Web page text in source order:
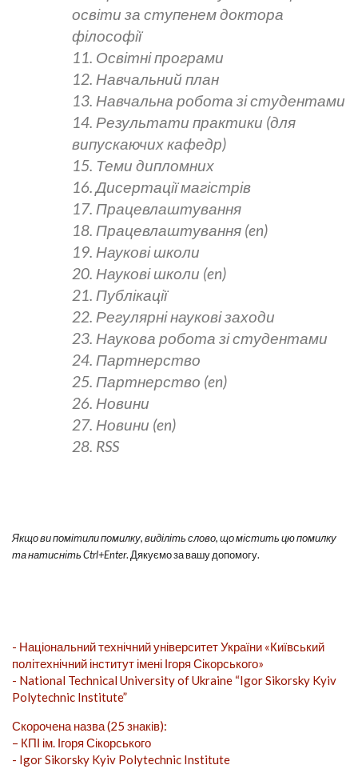
освіти за ступенем доктора
філософії
11. Освітні програми
12. Навчальний план
13. Навчальна робота зі студентами
14. Результати практики (для
випускаючих кафедр)
15. Теми дипломних
16. Дисертації магістрів
17. Працевлаштування
18. Працевлаштування (en)
19. Наукові школи
20. Наукові школи (en)
21. Публікації
22. Регулярні наукові заходи
23. Наукова робота зі студентами
24. Партнерство
25. Партнерство (en)
26. Новини
27. Новини (en)
28. RSS
Якщо ви помітили помилку, виділіть слово, що містить цю помилку
та натисніть Ctrl+Enter. Дякуємо за вашу допомогу.
- Національний технічний університет України «Київський
політехнічний інститут імені Ігоря Сікорського»
- National Technical University of Ukraine “Igor Sikorsky Kyiv
Polytechnic Institute”
Скорочена назва (25 знаків):
– КПІ ім. Ігоря Сікорського
- Igor Sikorsky Kyiv Polytechnic Institute